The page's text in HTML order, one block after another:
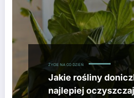
ŻYCIE NA CO DZIEŃ
Jakie rośliny
najlepiej